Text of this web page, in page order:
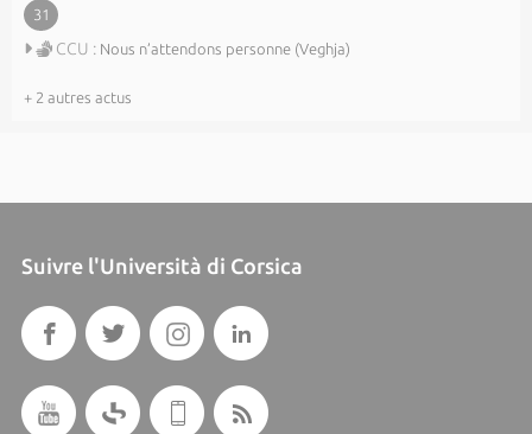
31
CCU : Nous n’attendons personne (Veghja)
+ 2 autres actus
Suivre l'Università di Corsica